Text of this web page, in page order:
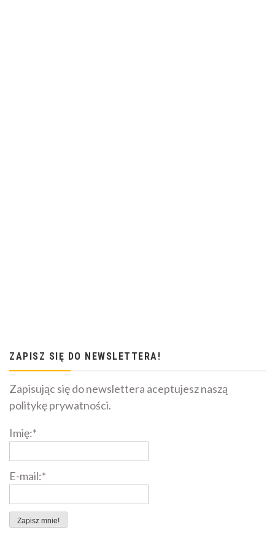
ZAPISZ SIĘ DO NEWSLETTERA!
Zapisując się do newslettera aceptujesz naszą
politykę prywatności.
Imię:*
E-mail:*